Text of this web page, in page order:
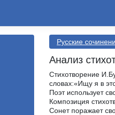
Русские
Анализ
Стихотворение
словах:«Ищу я в
Поэт использует
Композиция
Сонет поражает